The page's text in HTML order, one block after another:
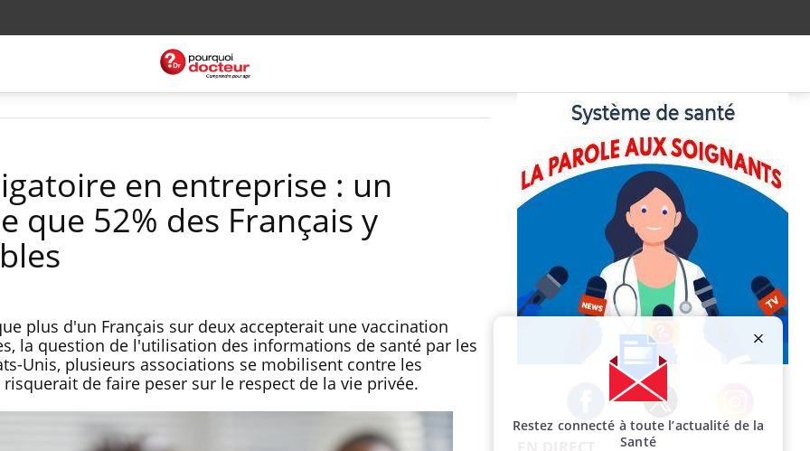
en entreprise : un
que 52% des Français y
plus d'un Français sur deux accepterait une vaccination
la question de l'utilisation des informations de santé par les
Unis, plusieurs associations se mobilisent contre les
de faire peser sur le respect de la vie privée.
Facebook Twitter Instagram
Restez connecté à toute l’actualité de la
Santé